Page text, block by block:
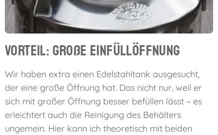
Vorteil: Große Einfüllöffnung
Wir haben extra einen Edelstahltank ausgesucht,
der eine große Öffnung hat. Das nicht nur, weil er
sich mit großer Öffnung besser befüllen lässt – es
erleichtert auch die Reinigung des Behälters
ungemein. Hier kann ich theoretisch mit beiden